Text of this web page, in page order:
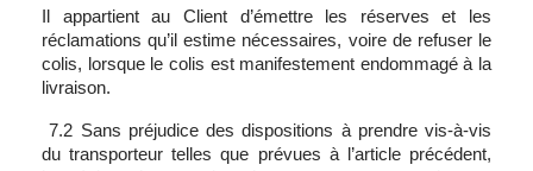
Il appartient au Client d’émettre les réserves et les
réclamations qu’il estime nécessaires, voire de refuser le
colis, lorsque le colis est manifestement endommagé à la
livraison.
7.2 Sans préjudice des dispositions à prendre vis-à-vis
du transporteur telles que prévues à l’article précédent,